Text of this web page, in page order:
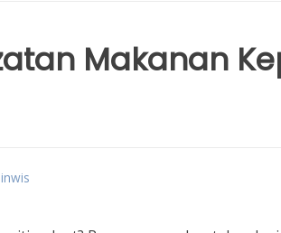
Makanan